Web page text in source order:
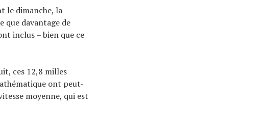
le dimanche, la
que davantage de
inclus – bien que ce
ces 12,8 milles
ont peut-
moyenne, qui est